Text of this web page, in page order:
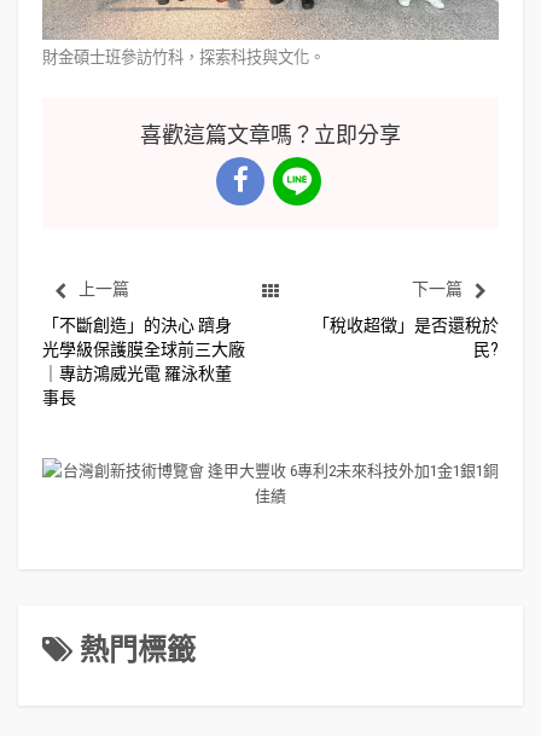
財金碩士班參訪竹科，探索科技與文化。
喜歡這篇文章嗎？立即分享
上一篇
「不斷創造」的決心 躋身
光學級保護膜全球前三大廠
｜專訪鴻威光電 羅泳秋董
事長
下一篇
「稅收超徵」是否還稅於
民?
熱門標籤